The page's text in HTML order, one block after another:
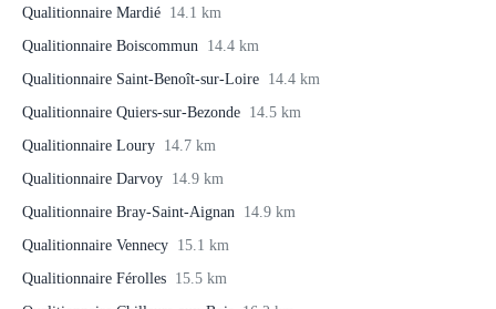
Qualitionnaire Mardié 14.1 km
Qualitionnaire Boiscommun 14.4 km
Qualitionnaire Saint-Benoît-sur-Loire 14.4 km
Qualitionnaire Quiers-sur-Bezonde 14.5 km
Qualitionnaire Loury 14.7 km
Qualitionnaire Darvoy 14.9 km
Qualitionnaire Bray-Saint-Aignan 14.9 km
Qualitionnaire Vennecy 15.1 km
Qualitionnaire Férolles 15.5 km